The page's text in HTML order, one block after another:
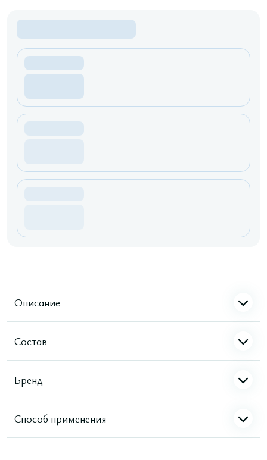
Описание
Состав
Бренд
Способ применения